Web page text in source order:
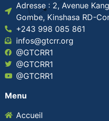
Adresse : 2, Avenue
Gombe, Kinshasa RD-
+243 998 085 861
infos@gtcrr.org
@GTCRR1
@GTCRR1
@GTCRR1
Menu
Accueil